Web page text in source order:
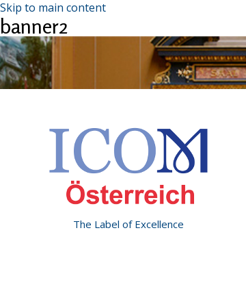
Skip to main content
banner2
The Label of Excellence